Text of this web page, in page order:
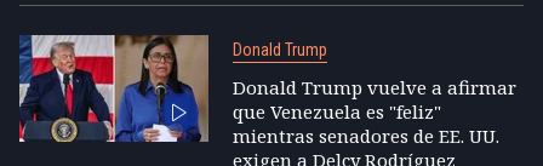
Donald Trump
Donald Trump vuelve a afirmar
que Venezuela es "feliz"
mientras senadores de EE. UU.
exigen a Delcy Rodríguez